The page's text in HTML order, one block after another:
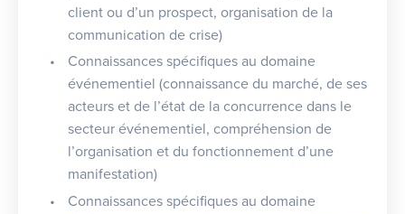
client ou d’un prospect, organisation de la
communication de crise)
Connaissances spécifiques au domaine
événementiel (connaissance du marché, de ses
acteurs et de l’état de la concurrence dans le
secteur événementiel, compréhension de
l’organisation et du fonctionnement d’une
manifestation)
Connaissances spécifiques au domaine